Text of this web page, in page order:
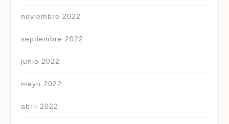
noviembre 2022
septiembre 2022
junio 2022
mayo 2022
abril 2022